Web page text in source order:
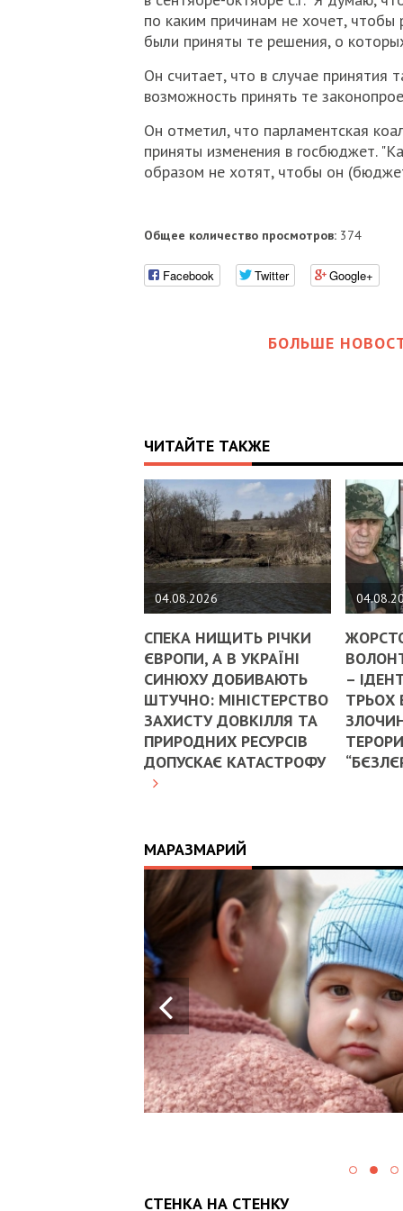
по каким причинам не хочет,
были приняты те решения, о
Он считает, что в случае принятия
возможность принять те
Он отметил, что парламентская
приняты изменения в госбюджет.
образом не хотят, чтобы он
Общее количество просмотров:374
Facebook Twitter Google+
БОЛЬШЕ
ЧИТАЙТЕ ТАКЖЕ
04.08.2026
СПЕКА НИЩИТЬ РІЧКИ
ЄВРОПИ, А В УКРАЇНІ
СИНЮХУ ДОБИВАЮТЬ
ШТУЧНО: МІНІСТЕРСТВО
ЗАХИСТУ ДОВКІЛЛЯ ТА
ПРИРОДНИХ РЕСУРСІВ
ДОПУСКАЄ КАТАСТРОФУ
–
ТРЬОХ
МАРАЗМАРИЙ
СТЕНКА НА СТЕНКУ